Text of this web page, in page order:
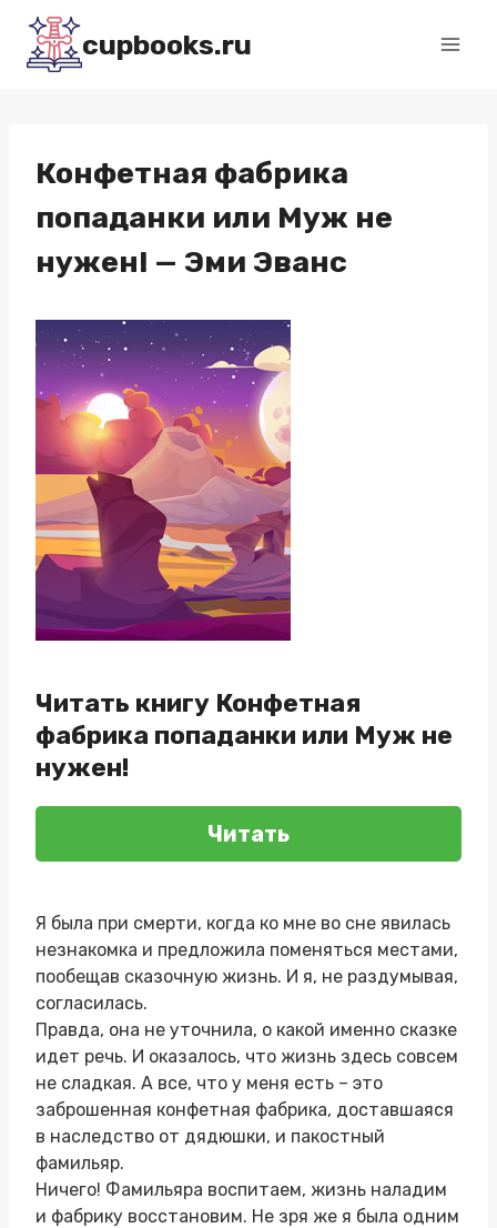
Перейти
содержимому
cupbooks.ru
Конфетная фабрика
попаданки или Муж не
нужен! — Эми Эванс
Читать книгу Конфетная
фабрика попаданки или Муж не
нужен!
Читать
Я была при смерти, когда ко мне во сне явилась
незнакомка и предложила поменяться местами,
пообещав сказочную жизнь. И я, не раздумывая,
согласилась.
Правда, она не уточнила, о какой именно сказке
идет речь. И оказалось, что жизнь здесь совсем
не сладкая. А все, что у меня есть – это
заброшенная конфетная фабрика, доставшаяся
в наследство от дядюшки, и пакостный
фамильяр.
Ничего! Фамильяра воспитаем, жизнь наладим
и фабрику восстановим. Не зря же я была одним